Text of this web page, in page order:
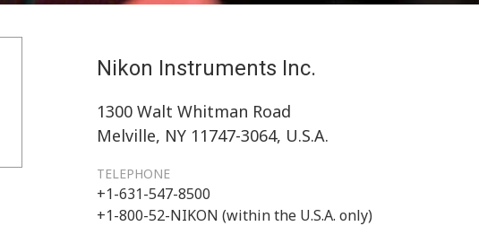
Nikon Instruments Inc.
1300 Walt Whitman Road
Melville, NY 11747-3064, U.S.A.
TELEPHONE
+1-631-547-8500
+1-800-52-NIKON (within the U.S.A. only)